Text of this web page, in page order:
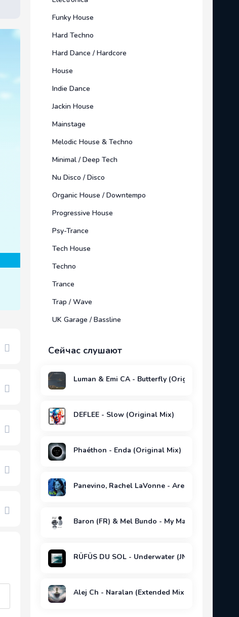
Funky House
Hard Techno
Hard Dance / Hardcore
House
Indie Dance
Jackin House
Mainstage
Melodic House & Techno
Minimal / Deep Tech
Nu Disco / Disco
Organic House / Downtempo
Progressive House
Psy-Trance
Tech House
Techno
Trance
Trap / Wave
UK Garage / Bassline
Сейчас слушают
Luman & Emi CA - Butterfly (Original Mix)
DEFLEE - Slow (Original Mix)
Phaéthon - Enda (Original Mix)
Panevino, Rachel LaVonne - Are You With Me
Baron (FR) & Mel Bundo - My Machine
RÜFÜS DU SOL - Underwater (JNSN Edit)
Alej Ch - Naralan (Extended Mix)